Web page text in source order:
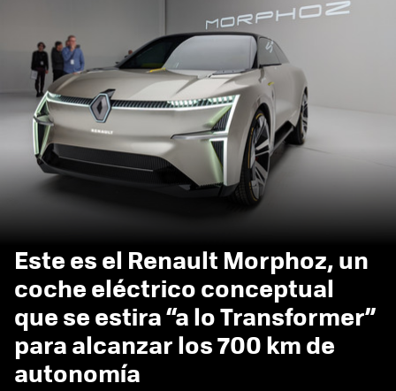
Este es el Renault Morphoz, un
coche eléctrico conceptual
que se estira “a lo Transformer”
para alcanzar los 700 km de
autonomía